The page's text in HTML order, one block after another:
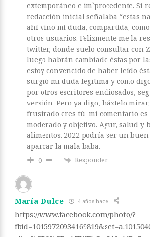
extemporáneo e im`procedente. Si
redacción inicial señalaba “estas
ahí vino mi duda, compartida,
otros usuarios. Felizmente me la
twitter, donde suelo consultar con
luego habrán cambiado éstas por
estoy convencido de haber leído
surgió mi duda legítima y como
por otros escritores endiosados,
versión. Pero ya digo, háztelo
frustrado eres tú, mi comentario es
moderado y objetivo. Agur, salud y
alimentos. 2022 podría ser un buen
aparcar la mala baba.
0 Responder
María Dulce 4 años hace
https://www.facebook.com/photo/?